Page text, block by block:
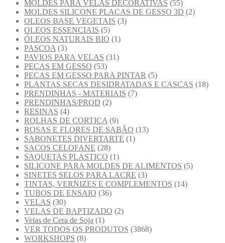
MOLDES PARA VELAS DECORATIVAS (55)
MOLDES SILICONE PLACAS DE GESSO 3D (2)
OLEOS BASE VEGETAIS (3)
OLEOS ESSENCIAIS (5)
ÓLEOS NATURAIS BIO (1)
PASCOA (3)
PAVIOS PARA VELAS (31)
PEÇAS EM GESSO (53)
PEÇAS EM GESSO PARA PINTAR (5)
PLANTAS SECAS DESIDRATADAS E CASCAS (18)
PRENDINHAS - MATERIAIS (7)
PRENDINHAS/PROD (2)
RESINAS (4)
ROLHAS DE CORTIÇA (9)
ROSAS E FLORES DE SABÃO (13)
SABONETES DIVERTARTE (1)
SACOS CELOFANE (28)
SAQUETAS PLASTICO (1)
SILICONE PARA MOLDES DE ALIMENTOS (5)
SINETES SELOS PARA LACRE (3)
TINTAS, VERNIZES E COMPLEMENTOS (14)
TUBOS DE ENSAIO (36)
VELAS (30)
VELAS DE BAPTIZADO (2)
Velas de Cera de Soja (1)
VER TODOS OS PRODUTOS (3868)
WORKSHOPS (8)